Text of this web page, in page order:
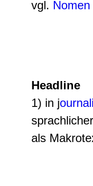
vgl. Nomen
Headline
1) in j
als